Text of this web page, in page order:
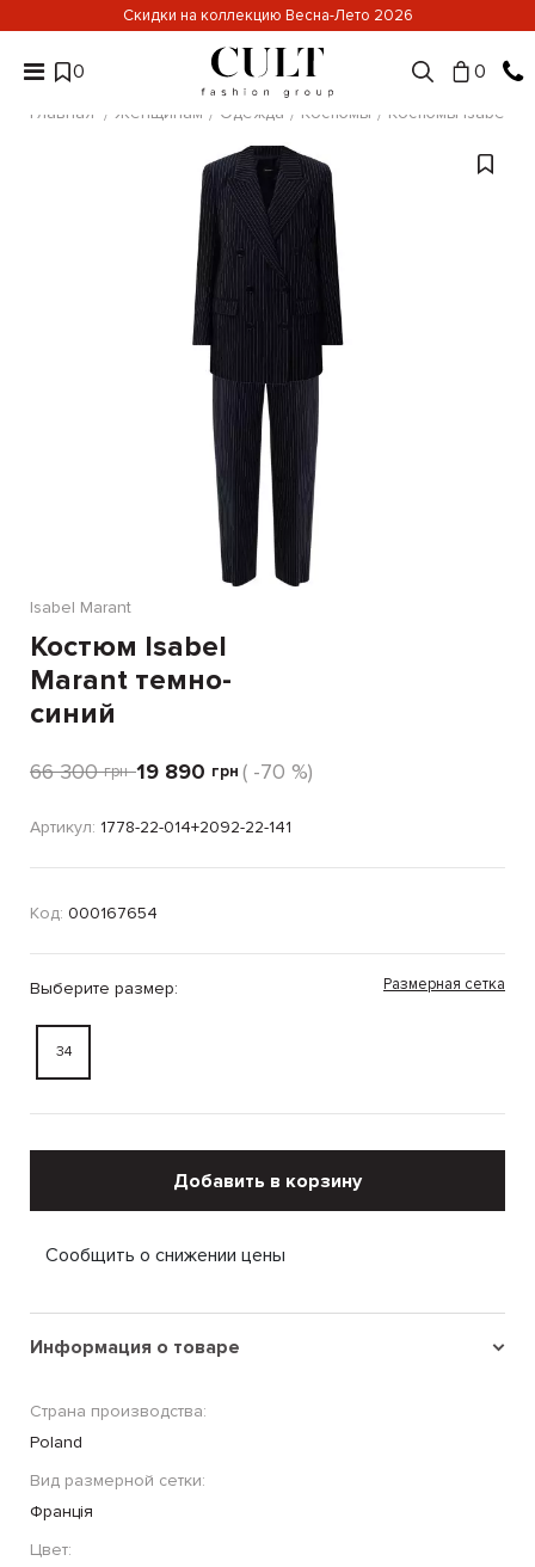
Скидки на коллекцию Весна-Лето 2026
0 0
Главная Женщинам Одежда Костюмы Костюмы Isabel
Isabel Marant
Костюм Isabel
Marant темно-
синий
66 300 грн 19 890 грн ( -70 %)
Артикул: 1778-22-014+2092-22-141
Код: 000167654
Выберите размер:
34
Размерная сетка
Добавить в корзину
Сообщить о снижении цены
Информация о товаре
Страна производства:
Poland
Вид размерной сетки:
Франція
Цвет: